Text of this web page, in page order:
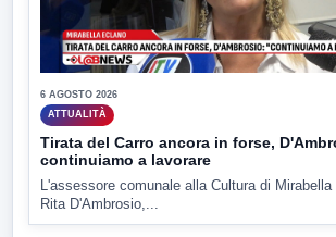
6 AGOSTO 2026
ATTUALITÀ
Tirata del Carro ancora in forse,
continuiamo a lavorare
L'assessore comunale alla Cultura di
Rita D'Ambrosio,...